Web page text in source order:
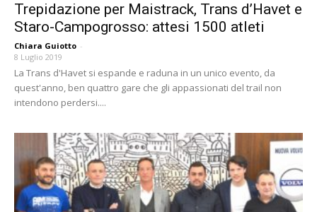
Trepidazione per Maistrack, Trans d’Havet e
Staro-Campogrosso: attesi 1500 atleti
Chiara Guiotto -
8 Luglio 2019
La Trans d'Havet si espande e raduna in un unico evento, da
quest'anno, ben quattro gare che gli appassionati del trail non
intendono perdersi....